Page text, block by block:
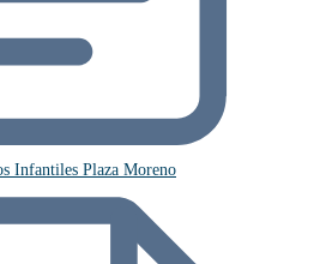
Infantiles Plaza Moreno